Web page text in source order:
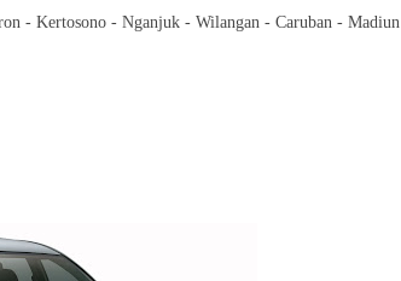
- Kertosono - Nganjuk - Wilangan - Caruban - Madiun